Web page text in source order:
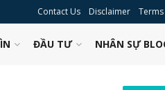
Contact Us Disclaimer
ĐẦU TƯ NHÂN SỰ